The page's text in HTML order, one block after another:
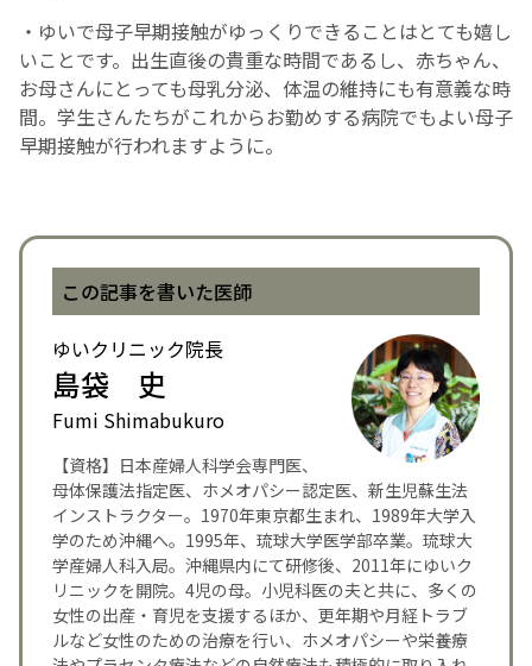
・ゆいで母子早期接触がゆっくりできることはとても嬉し
いことです。出生直後の貴重な時間であるし、赤ちゃん、
お母さんにとっても母乳分泌、体温の維持にも有意義な時
間。学生さんたちがこれからお勤めする病院でもよい母子
早期接触が行われますように。
この記事を書いた医師
ゆいクリニック院長
島袋 史
Fumi Shimabukuro
【資格】日本産婦人科学会専門医、
母体保護法指定医、ホメオパシー認定医、新生児蘇生法
インストラクター。1970年東京都生まれ、1989年大学入
学のため沖縄へ。1995年、琉球大学医学部卒業。琉球大
学産婦人科入局。沖縄県内にて研修後、2011年にゆいク
リニックを開院。4児の母。小児科医の夫と共に、多くの
女性の出産・育児を支援するほか、更年期や月経トラブ
ルなど女性のための治療を行い、ホメオパシーや栄養療